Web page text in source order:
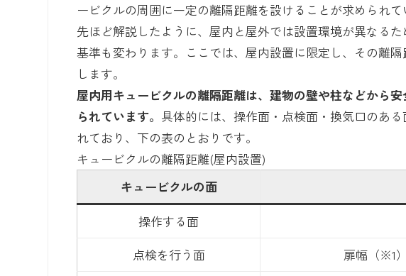
ービクルの周囲に一定の離隔距離を設けることが求められて
先ほど解説したように、屋内と屋外では設置環境が異なる
基準も変わります。ここでは、屋内設置に限定し、その離
します。
屋内用キュービクルの離隔距離は、建物の壁や柱などから
られています。 具体的には、操作面・点検面・換気口のあ
れており、下の表のとおりです。
キュービクルの離隔距離(屋内設置)
キュービクルの面
操作する面
点検を行う面
扉幅（※1